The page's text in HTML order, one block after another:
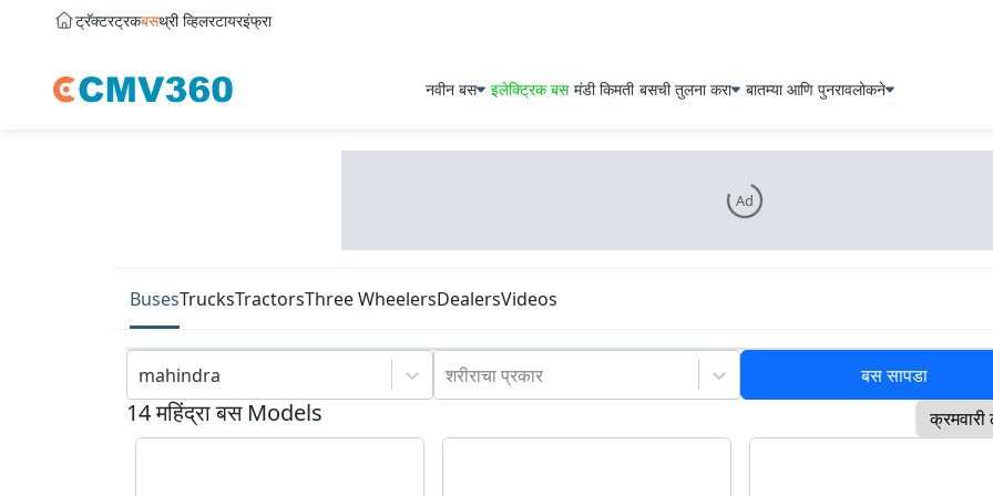
ट्रॅक्टरट्रकबसथ्री व्हिलरटायरइंफ्रा
नवीन बस इलेक्ट्रिक बस मंडी किमती बसची तुलना करा बातम्या आणि पुनरावलोकने
Ad
Trucks
Buses TractorsThree WheelersDealersVideos
mahindra शरीराचा प्रकार बस सापडा
14महिंद्राबसModels